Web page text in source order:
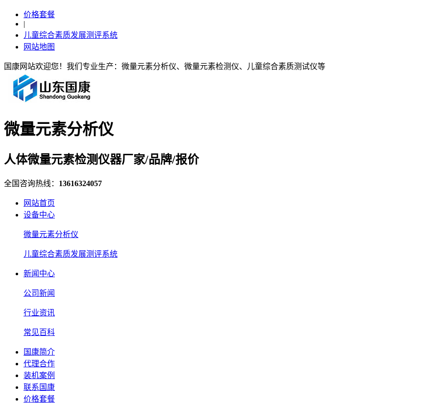
价格套餐
|
儿童综合素质发展测评系统
网站地图
国康网站欢迎您！我们专业生产：微量元素分析仪、微量元素检测仪、儿童综合素质测试仪等
微量元素分析仪
人体微量元素检测仪器厂家/品牌/报价
全国咨询热线： 13616324057
网站首页
设备中心
微量元素分析仪
儿童综合素质发展测评系统
新闻中心
公司新闻
行业资讯
常见百科
国康简介
代理合作
装机案例
联系国康
价格套餐